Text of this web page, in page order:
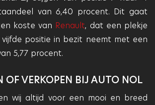
van 6,40 procent. Dit gaat
koste van Renault, dat een plekje
positie in bezit neemt met een
5,77 procent.
OF VERKOPEN BIJ AUTO NOL
wij altijd voor een mooi en breed